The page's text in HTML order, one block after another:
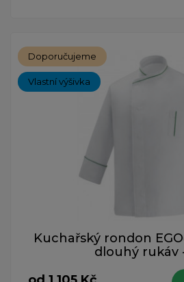
Doporučujeme
Vlastní výšivka
Kuchařský rondon
dlouhý rukáv